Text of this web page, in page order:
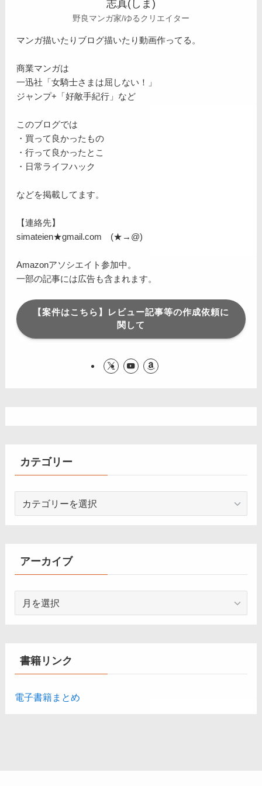
志真(しま)
野良マンガ家/ゆるクリエイター
マンガ描いたりブログ描いたり動画作ってる。
商業マンガは
一迅社「女騎士さまは屈しない！」
ジャンプ+「好敵手紀行」など
このブログでは
・買って良かったもの
・行って良かったとこ
・日常ライフハック
などを掲載してます。
【連絡先】
simateien★gmail.com (★→@)
Amazonアソシエイト参加中。
一部の記事には広告も含まれます。
【案件はこちら】レビュー記事等の作成依頼に
関して
カテゴリー
ーアーカイブ
ブ
書籍リンク
電子書籍まとめ